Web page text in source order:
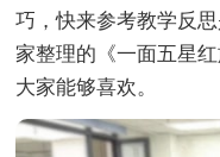
巧，快来参考教学反
家整理的《一面五星
大家能够喜欢。